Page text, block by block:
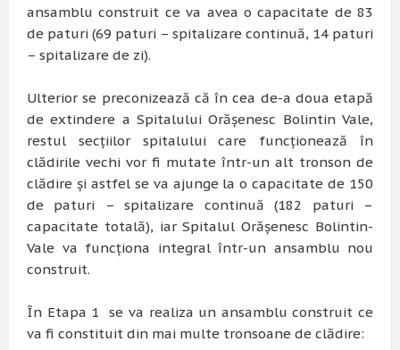
ansamblu construit ce va avea o capacitate de 83
de paturi (69 paturi – spitalizare continuă, 14 paturi
– spitalizare de zi).
Ulterior se preconizează că în cea de-a doua etapă
de extindere a Spitalului Orășenesc Bolintin Vale,
restul secțiilor spitalului care funcționează în
clădirile vechi vor fi mutate într-un alt tronson de
clădire și astfel se va ajunge la o capacitate de 150
de paturi – spitalizare continuă (182 paturi –
capacitate totală), iar Spitalul Orășenesc Bolintin-
Vale va funcționa integral într-un ansamblu nou
construit.
În Etapa 1 se va realiza un ansamblu construit ce
va fi constituit din mai multe tronsoane de clădire: